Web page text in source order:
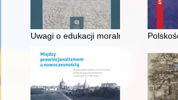
Uwagi o edukacji moralnej synów